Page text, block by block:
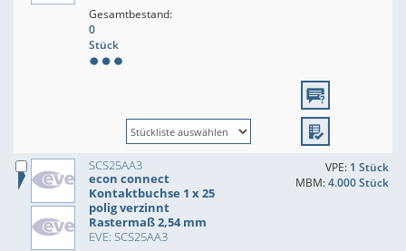
Gesamtbestand:
0
Stück
SCS25AA3
econ connect
Kontaktbuchse 1 x 25
polig verzinnt
Rastermaß 2,54 mm
EVE: SCS25AA3
VPE: 1 Stück
MBM:4.000 Stück